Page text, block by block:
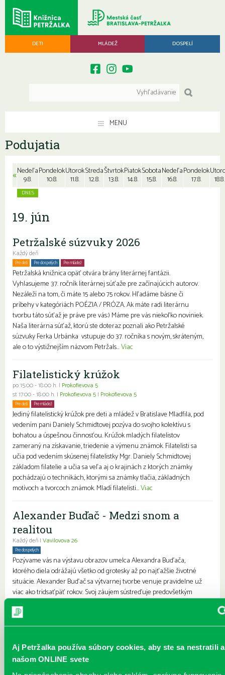
Aj Petržalka používa súbory cookies, aby ste sa nestratili
našom ONLINE svete
DETI MLÁDEŽ DOSPELÍ
MENU
Podujatia
«Nedeľa
9.8.
Pondelok
10.8.
Utorok
11.8.
Streda
12.8.
Štvrtok
13.8.
Piatok
14.8.
Sobota
15.8.
Nedeľa
16.8.
Pondelok
17.8. 18.8.
19. jún
Petržalské súzvuky 2026
Každý deň
Pre deti Pre dospelých Pre mládež
Petržalská knižnica opäť otvára brány literárnej fantázii.
Vyhlasujeme 37. ročník literárnej súťaže pre začínajúcich autorov.
Nezáleží na tom, či máte 15 alebo 75 rokov. Hľadáme básne či
príbehy v kategóriách POÉZIA / PRÓZA. Ak máte radi literárnu
tvorbu táto súťaž je práve pre vás:) Máme pre vás niekoľko noviniek.
Naša literárna súťaž, ktorú ste doteraz poznali ako Petržalské
súzvuky Ferka Urbánka vstupuje do 37. ročníka s novým, skráteným,
ale o to výstižnejším názvom Petržals...Viac
Filatelistický krúžok
po 15:00 - 18:00 h. | Prokofievova 5
st 17:00 - 18:00 h. | Prokofievova 5 | Prokofievova 5
Pre deti Pre mládež
Jediný filatelistický krúžok pre deti a mládež v Bratislave Mladfila, pod
vedením pani Daniely Schmidtovej pozýva do svojho kolektívu s
bohatou a úspešnou činnosťou. Krúžok mladých filatelistov
zameraný na získavanie, triedenie a výmenu známok. Filatelisti sa
učia pod vedením skúsenej filatelistky Mgr. Daniely Schmidtovej
základom filatelie a učia sa veľa aj o krajinách z ktorých známky
pochádzajú o technikách, ktorými sa známky tlačia, základných
motívoch a tvorcoch známok. Mladí filatelisti...Viac
Alexander Buďač - Medzi snom a
realitou
Každý deň | Vavilovova 26
Pre dospelých
Pozývame vás na výstavu obrazov umelca Alexandra Buďača,
ktorého diela odrážajú všetko od grotesky až po najťažšie životné
situácie. Alexander Buďač sa výtvarnej tvorbe venuje pravidelne už
viac ako tridsaťpäť rokov. Svoj záujem sústreďuje predovšetkým
surrealistický svet snov. Kostýmovanými postavami sa snaží
vyjadrovať absenciu starnutia. Vždy ho zaujímala osoba, „postava“, s
JÚN v knižnici